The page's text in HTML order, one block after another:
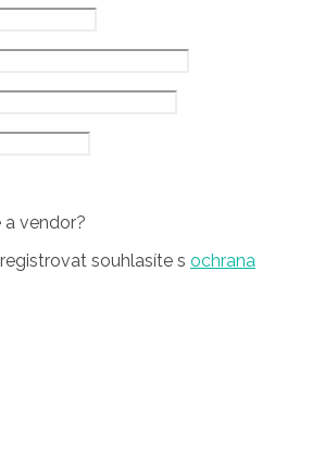
vendor?
souhlasíte s ochrana